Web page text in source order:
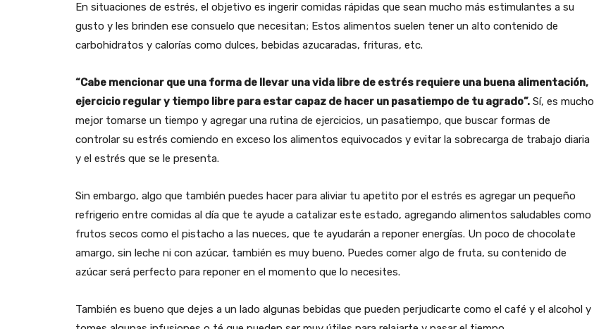
En situaciones de estrés, el objetivo es ingerir comidas rápidas que sean mucho más estimulantes a su
gusto y les brinden ese consuelo que necesitan; Estos alimentos suelen tener un alto contenido de
carbohidratos y calorías como dulces, bebidas azucaradas, frituras, etc.
“Cabe mencionar que una forma de llevar una vida libre de estrés requiere una buena alimentación,
ejercicio regular y tiempo libre para estar capaz de hacer un pasatiempo de tu agrado”. Sí, es mucho
mejor tomarse un tiempo y agregar una rutina de ejercicios, un pasatiempo, que buscar formas de
controlar su estrés comiendo en exceso los alimentos equivocados y evitar la sobrecarga de trabajo diaria
y el estrés que se le presenta.
Sin embargo, algo que también puedes hacer para aliviar tu apetito por el estrés es agregar un pequeño
refrigerio entre comidas al día que te ayude a catalizar este estado, agregando alimentos saludables como
frutos secos como el pistacho a las nueces, que te ayudarán a reponer energías. Un poco de chocolate
amargo, sin leche ni con azúcar, también es muy bueno. Puedes comer algo de fruta, su contenido de
azúcar será perfecto para reponer en el momento que lo necesites.
También es bueno que dejes a un lado algunas bebidas que pueden perjudicarte como el café y el alcohol y